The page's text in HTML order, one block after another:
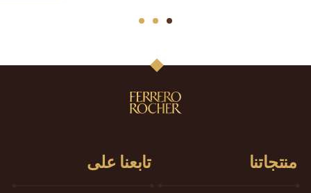
1
2
3
منتجاتنا تابعنا على